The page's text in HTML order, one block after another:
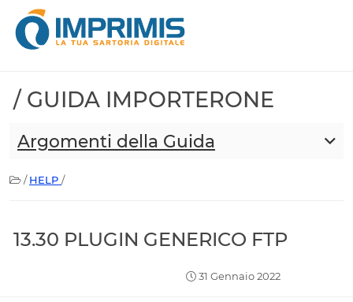
/ GUIDA IMPORTERONE
Argomenti della Guida
/HELP /
13.30 PLUGIN GENERICO FTP
31 Gennaio 2022